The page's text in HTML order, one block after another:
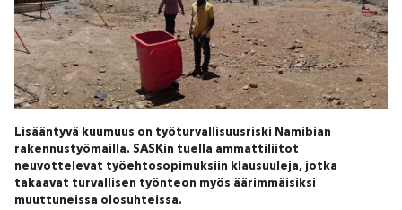
Lisääntyvä kuumuus on työturvallisuusriski Namibian
rakennustyömailla. SASKin tuella ammattiliitot
neuvottelevat työehtosopimuksiin klausuuleja, jotka
takaavat turvallisen työnteon myös äärimmäisiksi
muuttuneissa olosuhteissa.